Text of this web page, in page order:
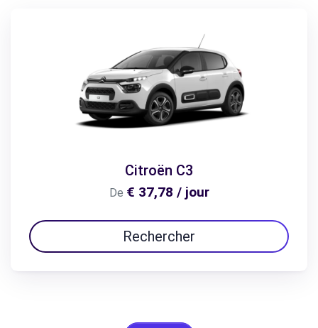
Citroën C3
De € 37,78 / jour
Rechercher